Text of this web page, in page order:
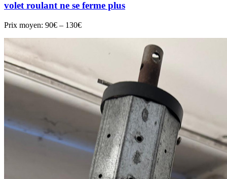
volet roulant ne se ferme plus
Prix moyen: 90€ – 130€